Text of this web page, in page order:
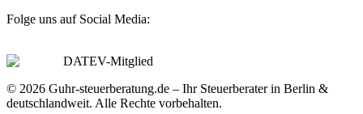
Folge uns auf Social Media:
DATEV-Mitglied
© 2026 Guhr-steuerberatung.de – Ihr Steuerberater in Berlin &
deutschlandweit. Alle Rechte vorbehalten.